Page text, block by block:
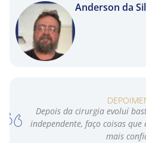
Anderson da
Depois da cirurgia evoluí
independente, faço coisas
mais